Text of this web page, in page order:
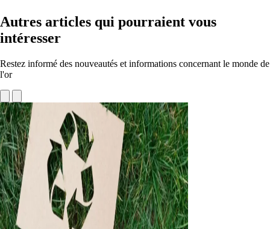
Autres articles qui pourraient vous
intéresser
Restez informé des nouveautés et informations concernant le monde de
l'or